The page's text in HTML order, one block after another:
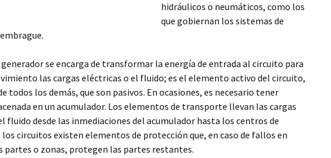
hidráulicos o neumáticos, como los
que gobiernan los sistemas de
se encarga de transformar la energía de entrada al circuito para
las cargas eléctricas o el fluido; es el elemento activo del circuito,
todos los demás, que son pasivos. En ocasiones, es necesario tener
en un acumulador. Los elementos de transporte llevan las cargas
fluido desde las inmediaciones del acumulador hasta los centros de
los circuitos existen elementos de protección que, en caso de fallos en
partes o zonas, protegen las partes restantes.